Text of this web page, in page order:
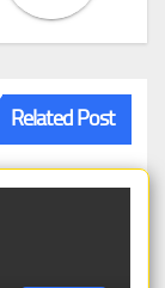
Related Post